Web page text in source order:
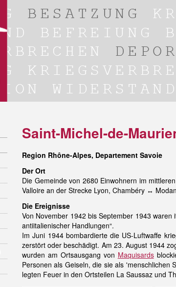
Saint-Michel-de-
Region Rhône-Alpes, Departement Savoie
Der Ort
Die Gemeinde von 2680 Einwohnern im
Valloire an der Strecke Lyon, Chambéry ↔
Die Ereignisse
Von November 1942 bis September 1943
antiitalienischer Handlungen“.
Im Juni 1944 bombardierte die US-Luftwaffe
zerstört oder beschädigt. Am 23. August 1944
wurden am Ortsausgang von Maquisards
Personen als Geiseln, die sie als 'menschlichen
legten Feuer in den Ortsteilen La Saussaz und